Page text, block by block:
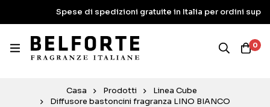
Spese di spedizioni gratuite in Italia per ordini superiori ai
0
Casa Prodotti
Linea Cube
Diffusore bastoncini fragranza LINO BIANCO